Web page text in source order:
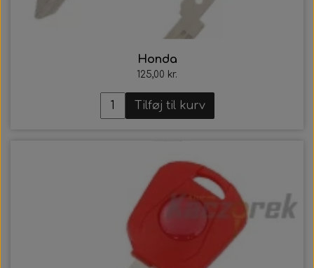
Honda
125,00 kr.
Tilføj til kurv